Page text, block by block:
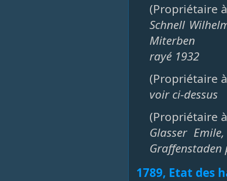
(Propriétaire
Schnell
Miterben
rayé 1932
(Propriétaire
voir ci-dessus
(Propriétaire
Glasser
1789, Etat des